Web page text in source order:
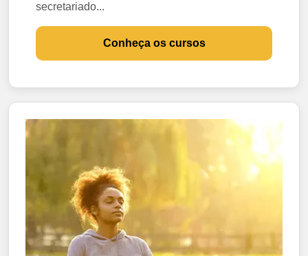
secretariado...
Conheça os cursos